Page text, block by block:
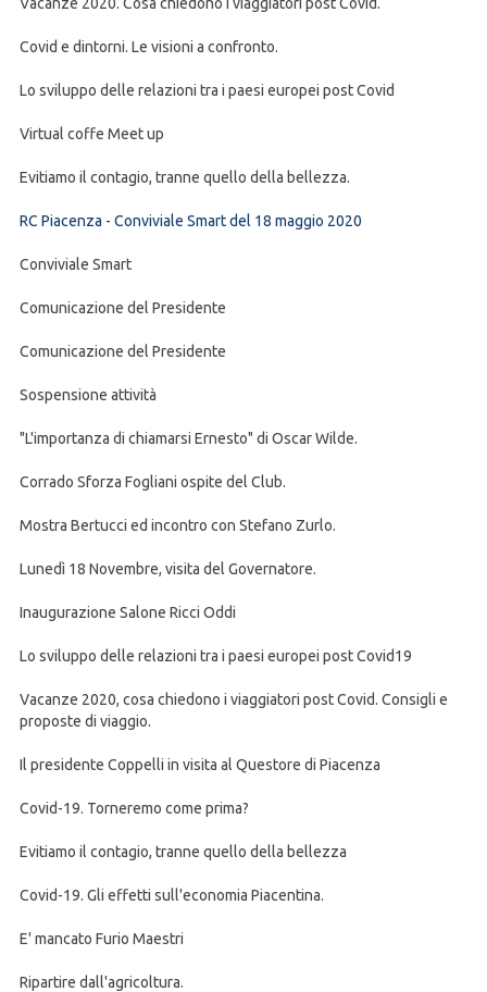
Covid e dintorni. Le visioni a confronto.
Lo sviluppo delle relazioni tra i paesi europei post Covid
Virtual coffe Meet up
Evitiamo il contagio, tranne quello della bellezza.
RC Piacenza - Conviviale Smart del 18 maggio 2020
Conviviale Smart
Comunicazione del Presidente
Comunicazione del Presidente
Sospensione attività
"L'importanza di chiamarsi Ernesto" di Oscar Wilde.
Corrado Sforza Fogliani ospite del Club.
Mostra Bertucci ed incontro con Stefano Zurlo.
Lunedì 18 Novembre, visita del Governatore.
Inaugurazione Salone Ricci Oddi
Lo sviluppo delle relazioni tra i paesi europei post Covid19
Vacanze 2020, cosa chiedono i viaggiatori post Covid. Consigli e
proposte di viaggio.
Il presidente Coppelli in visita al Questore di Piacenza
Covid-19. Torneremo come prima?
Evitiamo il contagio, tranne quello della bellezza
Covid-19. Gli effetti sull'economia Piacentina.
E' mancato Furio Maestri
Ripartire dall'agricoltura.